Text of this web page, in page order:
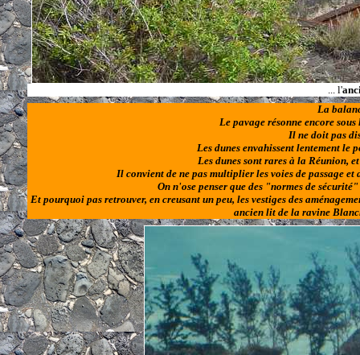
... l'
La
Le pavage résonne encore
Il ne doit pas
Les dunes envahissent lentement le
Les dunes sont rares à la Réunion,
Il convient de ne pas multiplier les voies de passage
On n'ose penser que des "normes de
Et pourquoi pas retrouver, en creusant un peu, les vestiges des
ancien lit de la ravine